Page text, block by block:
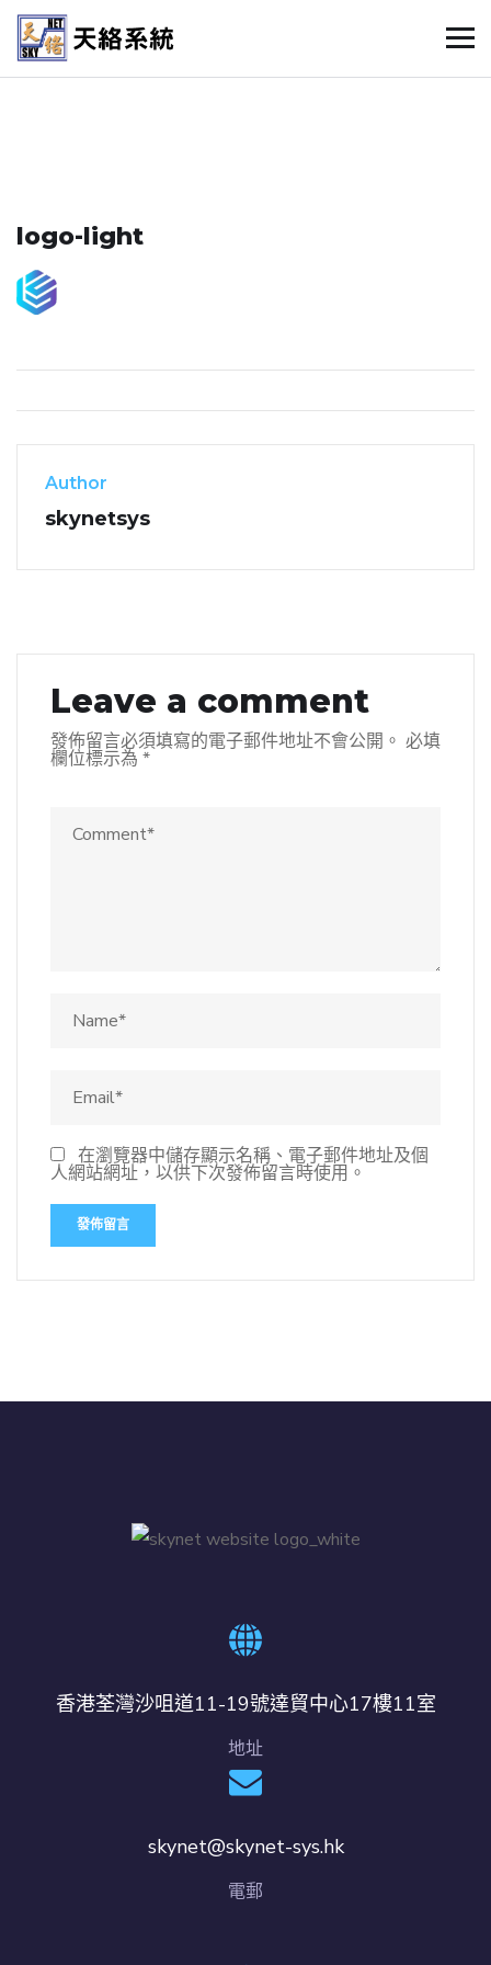
logo-light
Author
skynetsys
Leave a comment
發佈留言必須填寫的電子郵件地址不會公開。 必填
欄位標示為 *
在瀏覽器中儲存顯示名稱、電子郵件地址及個
人網站網址，以供下次發佈留言時使用。
香港荃灣沙咀道11-19號達貿中心17樓11室
地址
skynet@skynet-sys.hk
電郵